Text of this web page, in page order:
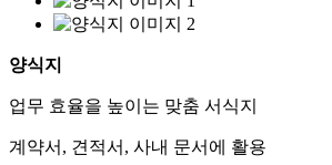
양식지
업무 효율을 높이는 맞춤 서식지
계약서, 견적서, 사내 문서에 활용